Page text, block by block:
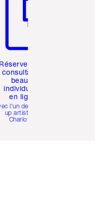
Réservez une
consultation
beauté
individuelle
en ligne
l'un des make-
up artists de
Charlotte.